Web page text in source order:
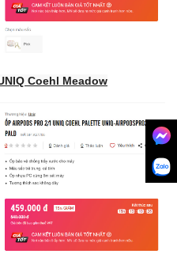
Coehl Meadow